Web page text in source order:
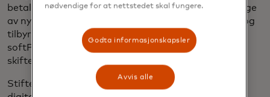
betalingsbehovene til offentlige etater; har fått følge
av nye innløsere, banker og distribusjonspartnere; og
tilbyr de nyeste digitale betalingsløsningene, som
softPOS, mobil POS og mer, for å møte kundenes
skiftende behov.
Stiftelsen Cashless Poland fortsetter å investere i
nødvendige for at nettstedet skal fungere.
Godta informasjonskapsler
Avvis alle